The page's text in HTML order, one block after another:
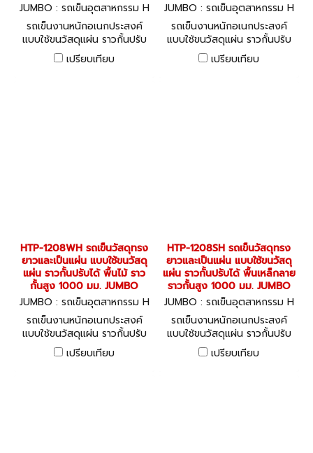
JUMBO : รถเข็นอุตสาหกรรม H
TP-1208WM
รถเข็นงานหนักอเนกประสงค์
แบบใช้ขนวัสดุแผ่น ราวกั้นปรับ
ได้ Adjustable Sheet
Carrying Trolley
เปรียบเทียบ
JUMBO : รถเข็นอุตสาหกรรม H
TP-1208SM
รถเข็นงานหนักอเนกประสงค์
แบบใช้ขนวัสดุแผ่น ราวกั้นปรับ
ได้ Adjustable Sheet
Carrying Trolley
เปรียบเทียบ
HTP-1208WH รถเข็นวัสดุทรง
ยาวและเป็นแผ่น แบบใช้ขนวัสดุ
แผ่น ราวกั้นปรับได้ พื้นไม้ ราว
กั้นสูง 1000 มม. JUMBO
JUMBO : รถเข็นอุตสาหกรรม H
TP-1208WH
รถเข็นงานหนักอเนกประสงค์
แบบใช้ขนวัสดุแผ่น ราวกั้นปรับ
ได้ Adjustable Sheet
Carrying Trolley
เปรียบเทียบ
HTP-1208SH รถเข็นวัสดุทรง
ยาวและเป็นแผ่น แบบใช้ขนวัสดุ
แผ่น ราวกั้นปรับได้ พื้นเหล็กลาย
ราวกั้นสูง 1000 มม. JUMBO
JUMBO : รถเข็นอุตสาหกรรม H
TP-1208SH
รถเข็นงานหนักอเนกประสงค์
แบบใช้ขนวัสดุแผ่น ราวกั้นปรับ
ได้ Adjustable Sheet
Carrying Trolley
เปรียบเทียบ